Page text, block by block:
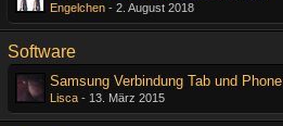
Engelchen - 2. August 2018
Software
Samsung Verbindung Tab und Phone
Lisca - 13. März 2015